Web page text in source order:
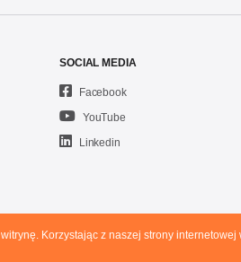
SOCIAL MEDIA
Facebook
YouTube
Linkedin
Korzystając z naszej strony